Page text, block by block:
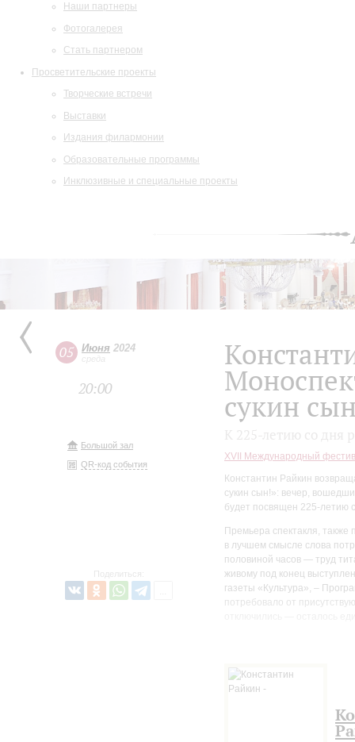
Наши партнеры
Фотогалерея
Стать партнером
Просветительские проекты
Творческие встречи
Выставки
Издания филармонии
Образовательные программы
Инклюзивные и специальные проекты
05 Июня 2024
среда
20:00
Большой зал
QR-код события
Поделиться:
сукин
XVII Международный
Константин Райкин
сукин сын!»: вечер,
будет посвящен 225-летию
Премьера спектакля, также
в лучшем смысле слова
половиной часов — труд
живому под конец
газеты «Культура», –
потребовало от
Петербургской
с ходом времени меняется
о том, что волнует сегодня.